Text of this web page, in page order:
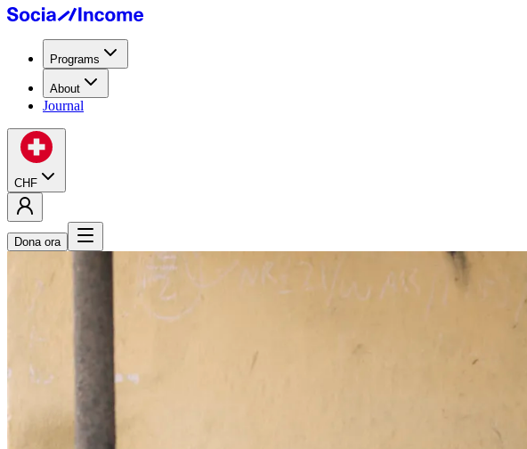
Programs
About
Journal
CHF
Dona ora